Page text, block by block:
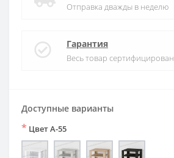
Отправка дважды в неделю
Гарантия
Весь товар сертифицирован
Доступные варианты
* Цвет А-55